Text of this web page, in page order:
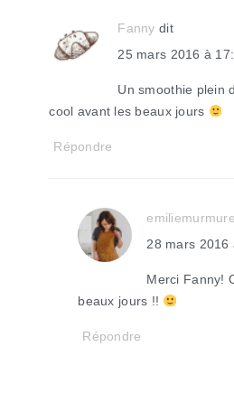
Fanny dit
25 mars 2016 à
Un smoothie plein
cool avant les beaux jours
Répondre
emiliemurmure
28 mars 2016
Merci Fanny!
beaux jours !!
Répondre